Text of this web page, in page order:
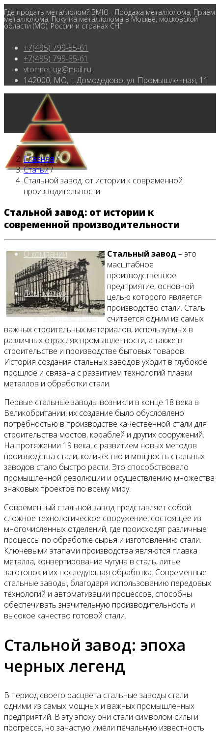
Где продать металлолом? ВМЮ - Продажа металлолома, Приём
металлолома, Покупка металлолома в Москве, московской
области (МО), России и странах СНГ
+7(495) 799-55-61
+7(495) 799-55-61
vtormet-ug@mail.ru
142000, МО, г. Домодедово, ул. Промышленная, 11
Главная
О компании
Лом, металл
Продажа лома
Прием лома
Лом чёрных металлов
Лом цветных металлов
Услуги
Приём на площадке
Резка и вывоз
Демонтаж
Прайс
Спецпредложения
Статьи
Контакты
Главная/
Статьи/
Стальной завод: от истории к современной
производительности
Стальной завод: от истории к
современной производительности
Стальный завод– это
масштабное
производственное
предприятие, основной
целью которого является
производство стали. Сталь
считается одним из самых
важных строительных материалов, используемых в
различных отраслях промышленности, а также в
строительстве и производстве бытовых товаров.
История создания стальных заводов уходит в глубокое
прошлое и связана с развитием технологий плавки
металлов и обработки стали.
Первые стальные заводы возникли в конце 18 века в
Великобритании, их создание было обусловлено
потребностью в производстве качественной стали для
строительства мостов, кораблей и других сооружений.
На протяжении 19 века, с развитием новых методов
производства стали, количество и мощность стальных
заводов стало быстро расти. Это способствовало
промышленной революции и осуществлению множества
знаковых проектов по всему миру.
Современный стальной завод представляет собой
сложное технологическое сооружение, состоящее из
многочисленных отделений, где происходят различные
процессы по обработке сырья и изготовлению стали.
Ключевыми этапами производства являются плавка
металла, конвертирование чугуна в сталь, литье
заготовок и их последующая обработка. Современные
стальные заводы, благодаря использованию передовых
технологий и автоматизации процессов, способны
обеспечивать значительную производительность и
высокое качество готовой стали.
Стальной завод: эпоха
черных легенд
В период своего расцвета стальные заводы стали
одними из самых мощных и важных промышленных
предприятий. В эту эпоху они стали символом силы и
прогресса, но зачастую имели печальную известность